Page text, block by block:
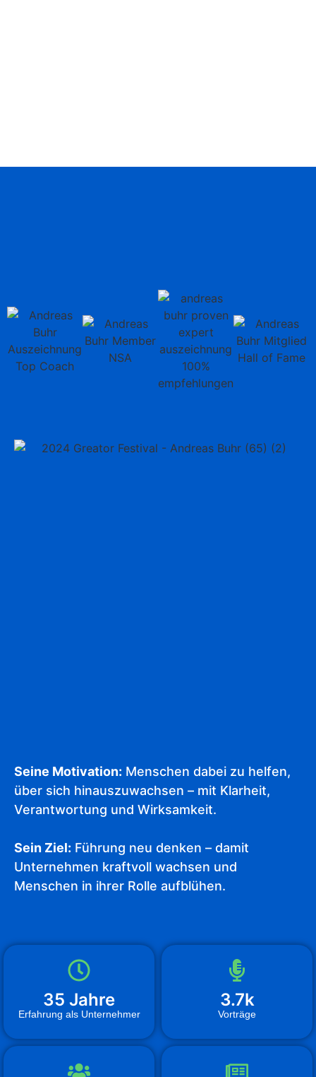
Seine Motivation: Menschen dabei zu helfen,
über sich hinauszuwachsen – mit Klarheit,
Verantwortung und Wirksamkeit.
Sein Ziel: Führung neu denken – damit
Unternehmen kraftvoll wachsen und
Menschen in ihrer Rolle aufblühen.
35 Jahre
Erfahrung als Unternehmer
3.7k
Vorträge